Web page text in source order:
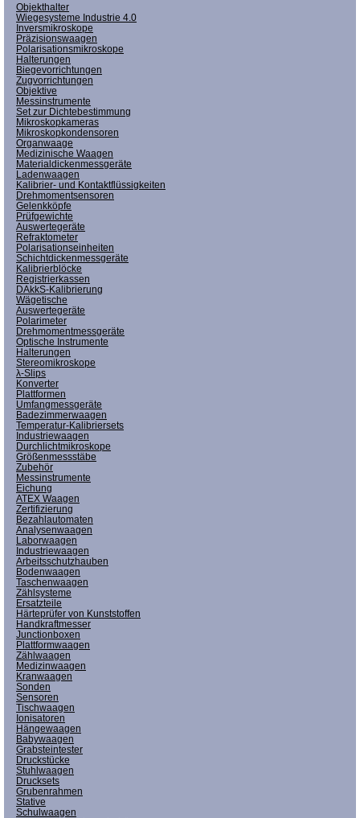
Objekthalter
Wiegesysteme Industrie 4.0
Inversmikroskope
Präzisionswaagen
Polarisationsmikroskope
Halterungen
Biegevorrichtungen
Zugvorrichtungen
Objektive
Messinstrumente
Set zur Dichtebestimmung
Mikroskopkameras
Mikroskopkondensoren
Organwaage
Medizinische Waagen
Materialdickenmessgeräte
Ladenwaagen
Kalibrier- und Kontaktflüssigkeiten
Drehmomentsensoren
Gelenkköpfe
Prüfgewichte
Auswertegeräte
Refraktometer
Polarisationseinheiten
Schichtdickenmessgeräte
Kalibrierblöcke
Registrierkassen
DAkkS-Kalibrierung
Wägetische
Auswertegeräte
Polarimeter
Drehmomentmessgeräte
Optische Instrumente
Halterungen
Stereomikroskope
λ-Slips
Konverter
Plattformen
Umfangmessgeräte
Badezimmerwaagen
Temperatur-Kalibriersets
Industriewaagen
Durchlichtmikroskope
Größenmessstäbe
Zubehör
Messinstrumente
Eichung
ATEX Waagen
Zertifizierung
Bezahlautomaten
Analysenwaagen
Laborwaagen
Industriewaagen
Arbeitsschutzhauben
Bodenwaagen
Taschenwaagen
Zählsysteme
Ersatzteile
Härteprüfer von Kunststoffen
Handkraftmesser
Junctionboxen
Plattformwaagen
Zählwaagen
Medizinwaagen
Kranwaagen
Sonden
Sensoren
Tischwaagen
Ionisatoren
Hängewaagen
Babywaagen
Grabsteintester
Druckstücke
Stuhlwaagen
Drucksets
Grubenrahmen
Stative
Schulwaagen